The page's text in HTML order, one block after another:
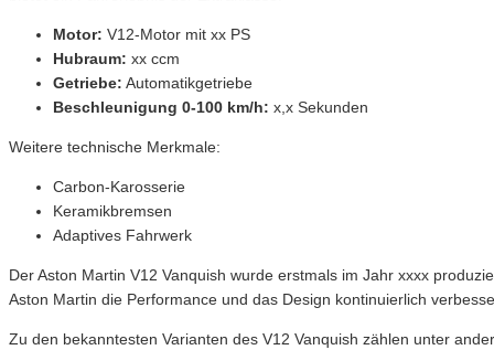
Motor: V12-Motor mit xx PS
Hubraum: xx ccm
Getriebe: Automatikgetriebe
Beschleunigung 0-100 km/h: x,x Sekunden
Weitere technische Merkmale:
Carbon-Karosserie
Keramikbremsen
Adaptives Fahrwerk
Der Aston Martin V12 Vanquish wurde erstmals im Jahr xxxx
Aston Martin die Performance und das Design kontinuierlich
Zu den bekanntesten Varianten des V12 Vanquish zählen unter